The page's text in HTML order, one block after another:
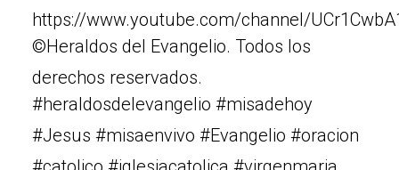
https://www.youtube.com/channel/
©Heraldos del Evangelio. Todos los
derechos reservados.
#heraldosdelevangelio #misadehoy
#Jesus #misaenvivo #Evangelio #oracion